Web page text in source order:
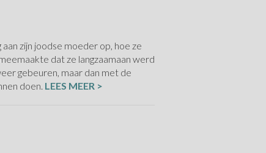
zijn joodse moeder op, hoe ze
dat ze langzaamaan werd
gebeuren, maar dan met de
doen. LEES MEER >